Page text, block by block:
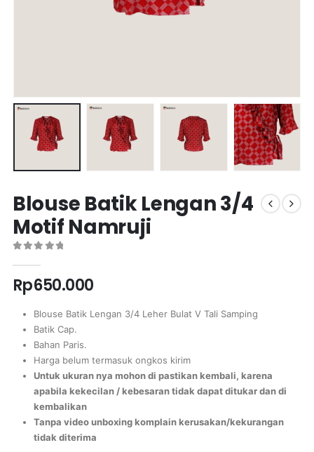
Blouse Batik Lengan 3/4
Motif Namruji
Rp650.000
Blouse Batik Lengan 3/4 Leher Bulat V Tali Samping
Batik Cap.
Bahan Paris.
Harga belum termasuk ongkos kirim
Untuk ukuran nya mohon di pastikan kembali, karena
apabila kekecilan / kebesaran tidak dapat ditukar dan di
kembalikan
Tanpa video unboxing komplain kerusakan/kekurangan
tidak diterima